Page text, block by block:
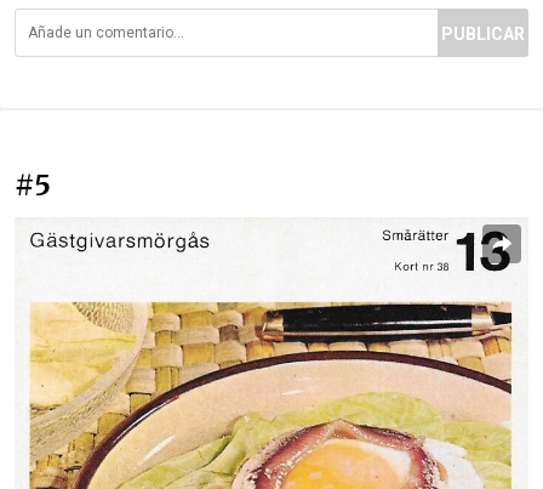
PUBLICAR
#5